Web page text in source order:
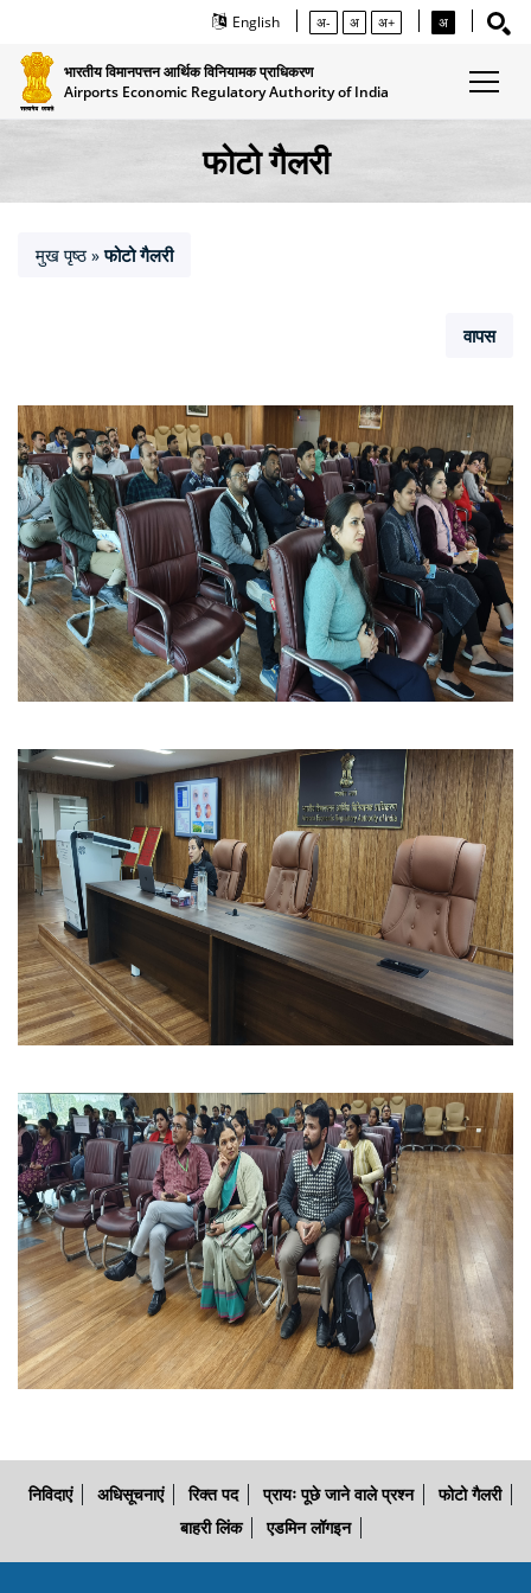
English अ- अ अ+ अ
भारतीय विमानपत्तन आर्थिक विनियामक प्राधिकरण
Airports Economic Regulatory Authority of India
फोटो गैलरी
मुख पृष्ठ » फोटो गैलरी
वापस
निविदाएं अधिसूचनाएं रिक्त पद प्रायः पूछे जाने वाले प्रश्न
फोटो गैलरी
बाहरी लिंक
एडमिन लॉगइन